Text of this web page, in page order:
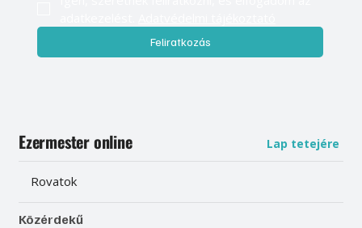
Feliratkozás
Ezermester online Lap tetejére
Rovatok
Közérdekű